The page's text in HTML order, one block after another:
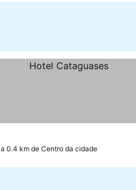
a 0.4 km de Centro da cidade